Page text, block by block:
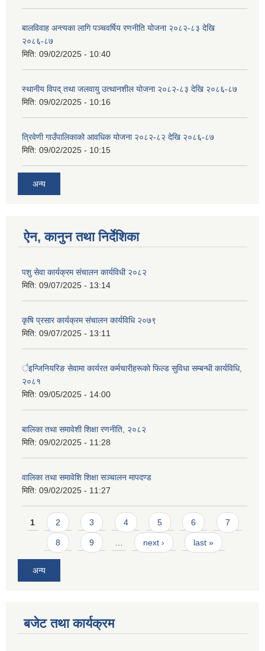
बालविवाह अन्त्यका लागि पञ्चवर्षिय रणनीति योजना २०८२-८३ देखि
२०८६-८७
मिति: 09/02/2025 - 10:40
स्थानीय विपद् तथा जलवायु उत्थानशील योजना २०८२-८३ देखि २०८६-८७
मिति: 09/02/2025 - 10:16
त्रिवेणी गाउँपालिकाको आवधिक योजना २०८२-८२ देखि २०८६-८७
मिति: 09/02/2025 - 10:15
अन्य
ऐन, कानुन तथा निर्देशिका
पशु सेवा कार्यक्रम संचालन कार्यविधी २०८२
मिति: 09/07/2025 - 13:14
कृषि प्रसार कार्यक्रम संचालन कार्यविधि २०७९
मिति: 09/07/2025 - 13:11
र्इन्जिनियरिङ सेवामा कार्यरत कर्मचारीहरूको फिल्ड सुविधा सम्बन्धी कार्यविधि,
२०८१
मिति: 09/05/2025 - 14:00
बालिका तथा समावेशी शिक्षा रणनीति, २०८२
मिति: 09/02/2025 - 11:28
वालिका तथा समावेशि शिक्षा सञ्चालन मापदण्ड
मिति: 09/02/2025 - 11:27
Pages
1 2 3 4 5 6 7
8 9 … next › last »
अन्य
बजेट तथा कार्यक्रम